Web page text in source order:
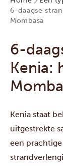
6-daagse
Mombasa
6-
Kenia:
Kenia staat
uitgestrekte
een